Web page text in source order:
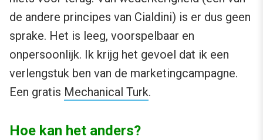
de andere principes van Cialdini) is er dus geen
sprake. Het is leeg, voorspelbaar en
onpersoonlijk. Ik krijg het gevoel dat ik een
verlengstuk ben van de marketingcampagne.
Een gratis Mechanical Turk.
Hoe kan het anders?